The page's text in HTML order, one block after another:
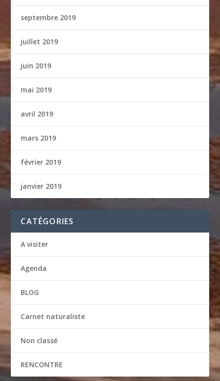
septembre 2019
juillet 2019
juin 2019
mai 2019
avril 2019
mars 2019
février 2019
janvier 2019
CATÉGORIES
A visiter
Agenda
BLOG
Carnet naturaliste
Non classé
RENCONTRE